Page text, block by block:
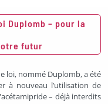
Duplomb – pour la
futur
loi, nommé Duplomb, a été
à nouveau l’utilisation de
– déjà interdits